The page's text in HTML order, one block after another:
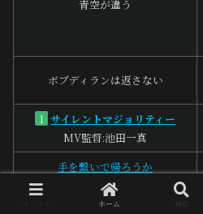
青空が違う
ボブディランは返さない
1 サイレントマジョリティー
MV監督:池田一真
手を繋いで帰ろうか
MV監督:イケダケイ
ホーム